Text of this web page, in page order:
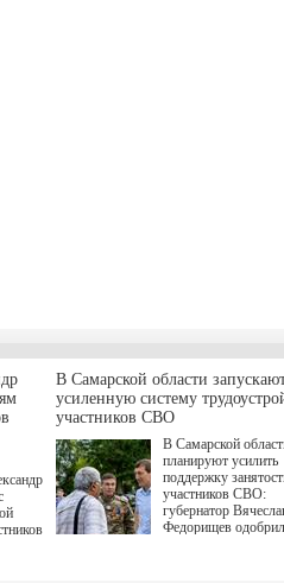
В Самарской области
усиленную систему
участников СВО
В Самарской
планируют усилить
поддержку
участников СВО:
губернатор
Федорищев